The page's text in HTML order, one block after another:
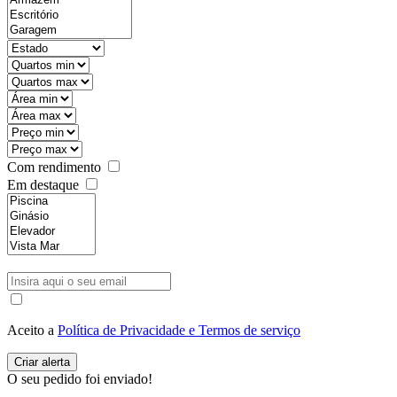
Com rendimento
Em destaque
Aceito a Política de Privacidade e Termos de serviço
O seu pedido foi enviado!